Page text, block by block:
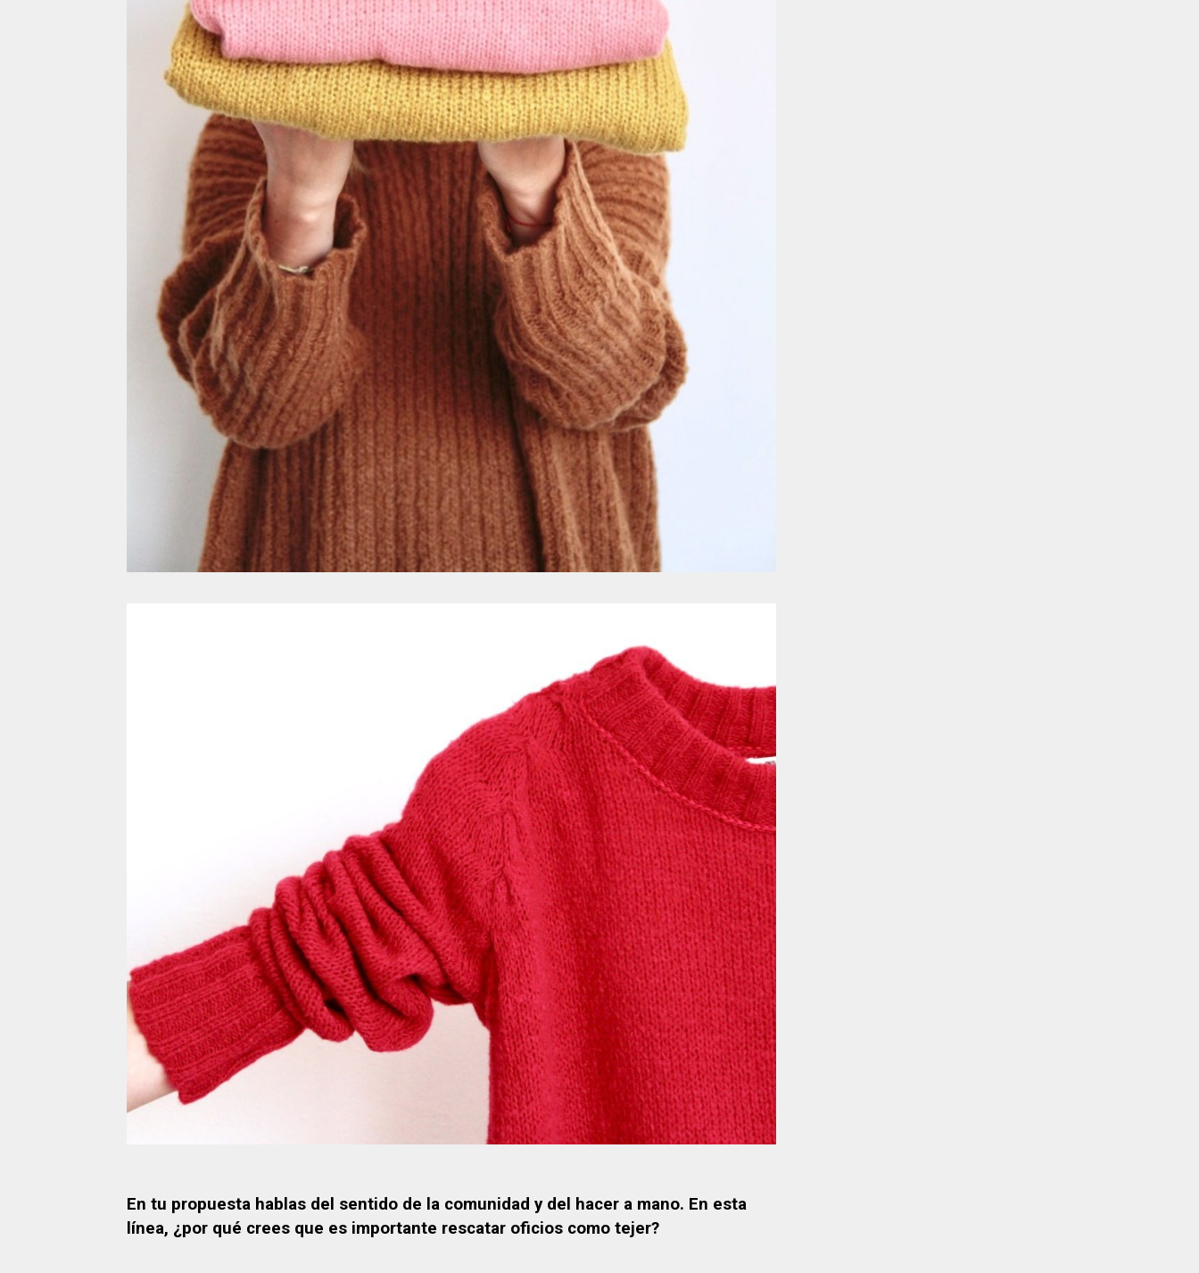
En tu propuesta hablas del sentido de la comunidad y del hacer a mano. En esta
línea, ¿por qué crees que es importante rescatar oficios como tejer?